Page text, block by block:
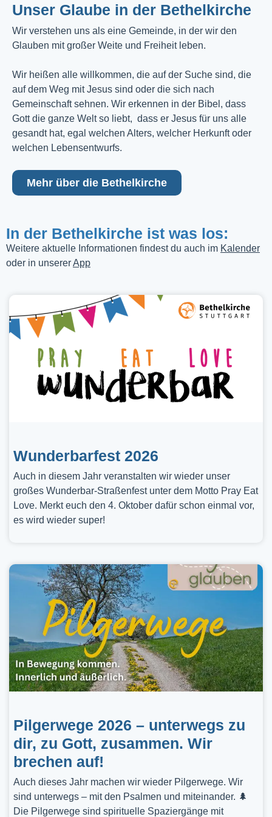
Unser Glaube in der Bethelkirche
Wir verstehen uns als eine Gemeinde, in der wir den
Glauben mit großer Weite und Freiheit leben.
Wir heißen alle willkommen, die auf der Suche sind, die
auf dem Weg mit Jesus sind oder die sich nach
Gemeinschaft sehnen. Wir erkennen in der Bibel, dass
Gott die ganze Welt so liebt, dass er Jesus für uns alle
gesandt hat, egal welchen Alters, welcher Herkunft oder
welchen Lebensentwurfs.
Mehr über die Bethelkirche
In der Bethelkirche ist was los:
Weitere aktuelle Informationen findest du auch im Kalender
oder in unsererApp
Wunderbarfest 2026
Auch in diesem Jahr veranstalten wir wieder unser
großes Wunderbar-Straßenfest unter dem Motto Pray Eat
Love. Merkt euch den 4. Oktober dafür schon einmal vor,
es wird wieder super!
Pilgerwege 2026 – unterwegs zu
dir, zu Gott, zusammen. Wir
brechen auf!
Auch dieses Jahr machen wir wieder Pilgerwege. Wir
sind unterwegs – mit den Psalmen und miteinander. 🌲
Die Pilgerwege sind spirituelle Spaziergänge mit